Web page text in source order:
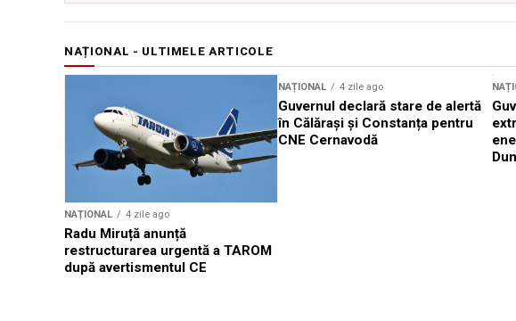
NAȚIONAL - ULTIMELE ARTICOLE
NAȚIONAL 4 zile ago
Radu Miruță anunță
restructurarea urgentă a TAROM
după avertismentul CE
NAȚIONAL 4 zile ago
Guvernul declară stare de alertă
în Călărași și Constanța pentru
CNE Cernavodă